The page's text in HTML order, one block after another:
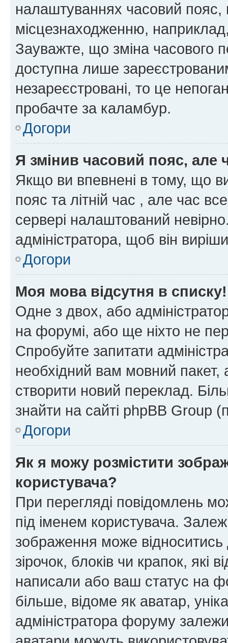
налаштуваннях часовий пояс,
місцезнаходженню,
Зауважте, що зміна часового
доступна лише
незареєстровані, то це
пробачте за каламбур.
Догори
Я змінив часовий пояс, але
Якщо ви впевнені в тому, що
пояс та літній час , але час
сервері налаштований
адміністратора, щоб він
Догори
Моя мова відсутня в списку!
Одне з двох, або
на форумі, або ще ніхто не
Спробуйте запитати
необхідний вам мовний
створити новий переклад.
знайти на сайті phpBB Group
Догори
Як я можу розмістити
користувача?
При перегляді повідомлень
під іменем користувача.
зображення може відноситись
зірочок, блоків чи крапок, які
написали або ваш статус на
більше, відоме як аватар,
адміністратора форуму